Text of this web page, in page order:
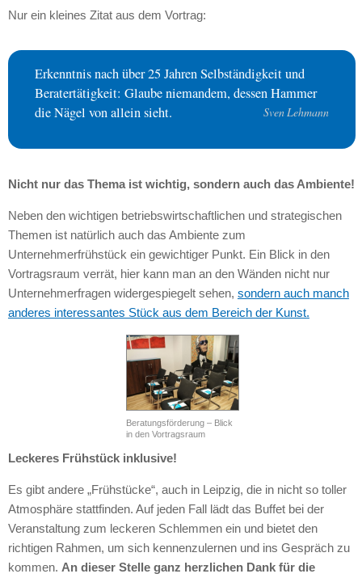
Nur ein kleines Zitat aus dem Vortrag:
Erkenntnis nach über 25 Jahren Selbständigkeit und
Beratertätigkeit: Glaube niemandem, dessen Hammer
die Nägel von allein sieht.
Sven Lehmann
Nicht nur das Thema ist wichtig, sondern auch das Ambiente!
Neben den wichtigen betriebswirtschaftlichen und strategischen
Themen ist natürlich auch das Ambiente zum
Unternehmerfrühstück ein gewichtiger Punkt. Ein Blick in den
Vortragsraum verrät, hier kann man an den Wänden nicht nur
Unternehmerfragen widergespiegelt sehen, sondern auch manch
anderes interessantes Stück aus dem Bereich der Kunst.
Beratungsförderung – Blick
in den Vortragsraum
Leckeres Frühstück inklusive!
Es gibt andere „Frühstücke“, auch in Leipzig, die in nicht so toller
Atmosphäre stattfinden. Auf jeden Fall lädt das Buffet bei der
Veranstaltung zum leckeren Schlemmen ein und bietet den
richtigen Rahmen, um sich kennenzulernen und ins Gespräch zu
kommen. An dieser Stelle ganz herzlichen Dank für die